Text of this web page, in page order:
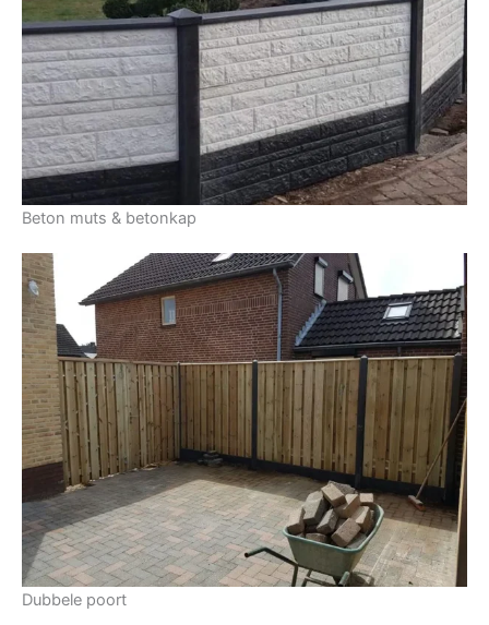
Beton muts & betonkap
Dubbele poort